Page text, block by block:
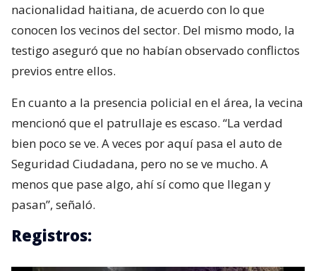
nacionalidad haitiana, de acuerdo con lo que
conocen los vecinos del sector. Del mismo modo, la
testigo aseguró que no habían observado conflictos
previos entre ellos.
En cuanto a la presencia policial en el área, la vecina
mencionó que el patrullaje es escaso. “La verdad
bien poco se ve. A veces por aquí pasa el auto de
Seguridad Ciudadana, pero no se ve mucho. A
menos que pase algo, ahí sí como que llegan y
pasan”, señaló.
Registros: